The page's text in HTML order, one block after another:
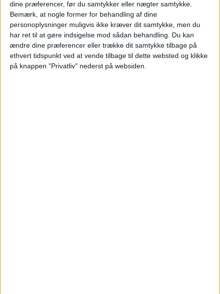
dine præferencer, før du samtykker eller nægter samtykke.
Bemærk, at nogle former for behandling af dine
personoplysninger muligvis ikke kræver dit samtykke, men du
har ret til at gøre indsigelse mod sådan behandling.
Du kan
ændre dine præferencer eller trække dit samtykke tilbage på
ethvert tidspunkt ved at vende tilbage til dette websted og klikke
på knappen "Privatliv" nederst på websiden.